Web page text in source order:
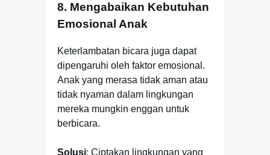
8. Mengabaikan Kebutuhan
Emosional Anak
Keterlambatan bicara juga dapat
dipengaruhi oleh faktor emosional.
Anak yang merasa tidak aman atau
tidak nyaman dalam lingkungan
mereka mungkin enggan untuk
berbicara.
Solusi: Ciptakan lingkungan yang